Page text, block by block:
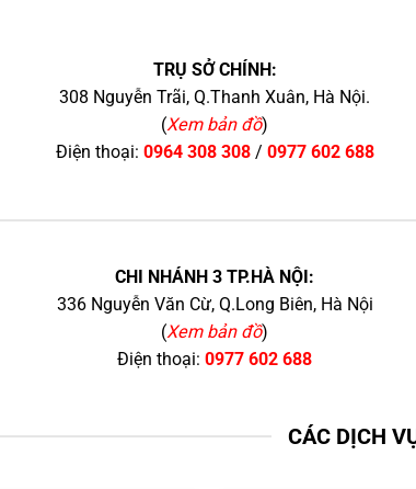
TRỤ SỞ CHÍNH:
308 Nguyễn Trãi, Q.Thanh Xuân, Hà Nội.
(Xem bản đồ)
Điện thoại: 0964 308 308/ 0977 602 688
CHI NHÁNH 3 TP.HÀ NỘI:
336 Nguyễn Văn Cừ, Q.Long Biên, Hà Nội
(Xem bản đồ)
Điện thoại: 0977 602 688
CÁC DỊCH